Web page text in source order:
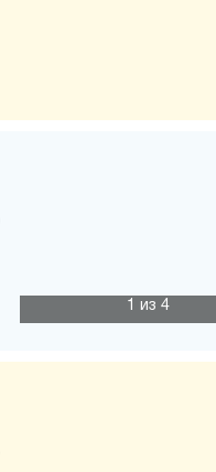
1 из 4